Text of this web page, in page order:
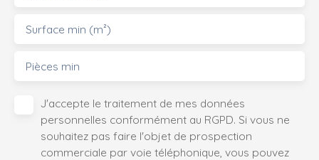
Surface min (m²)
Pièces min
J'accepte le traitement de mes données
personnelles conformément au RGPD. Si vous ne
souhaitez pas faire l'objet de prospection
commerciale par voie téléphonique, vous pouvez